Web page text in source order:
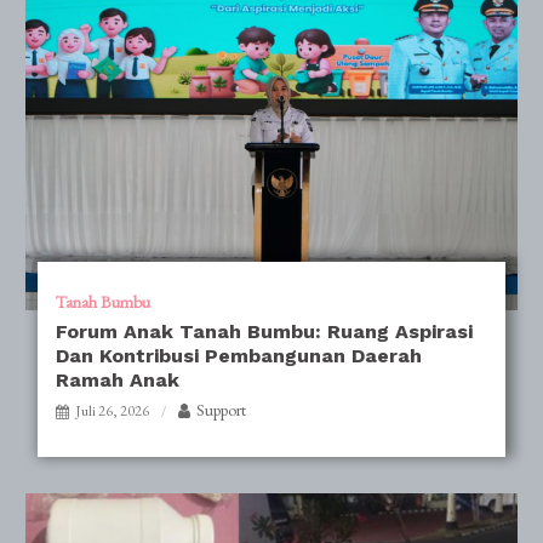
Tanah Bumbu
Forum Anak Tanah Bumbu: Ruang Aspirasi
Dan Kontribusi Pembangunan Daerah
Ramah Anak
Juli 26, 2026 Support